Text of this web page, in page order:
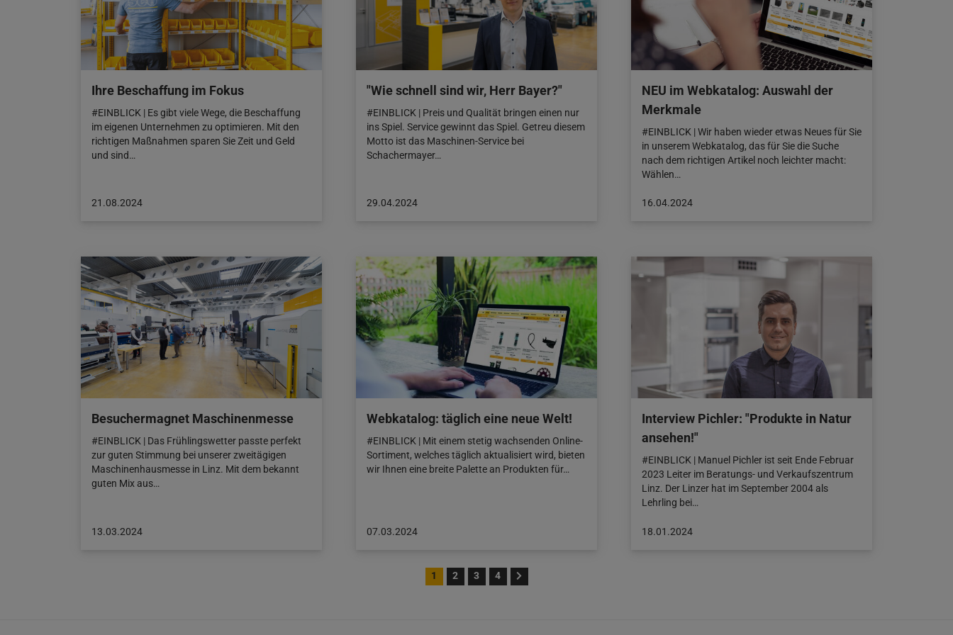
Ihre Beschaffung im Fokus
#EINBLICK | Es gibt viele Wege, die Beschaffung
im eigenen Unternehmen zu optimieren. Mit den
richtigen Maßnahmen sparen Sie Zeit und Geld
und sind…
Beitrag
21.08.2024
"Wie schnell sind wir, Herr Bayer?"
#EINBLICK | Preis und Qualität bringen einen nur
ins Spiel. Service gewinnt das Spiel. Getreu diesem
Motto ist das Maschinen-Service bei
Schachermayer…
Beitrag
29.04.2024
NEU im Webkatalog: Auswahl der
Merkmale
#EINBLICK | Wir haben wieder etwas Neues für Sie
in unserem Webkatalog, das für Sie die Suche
nach dem richtigen Artikel noch leichter macht:
Wählen…
Beitrag
16.04.2024
Besuchermagnet Maschinenmesse
#EINBLICK | Das Frühlingswetter passte perfekt
zur guten Stimmung bei unserer zweitägigen
Maschinenhausmesse in Linz. Mit dem bekannt
guten Mix aus…
Beitrag
13.03.2024
Webkatalog: täglich eine neue Welt!
#EINBLICK | Mit einem stetig wachsenden Online-
Sortiment, welches täglich aktualisiert wird, bieten
wir Ihnen eine breite Palette an Produkten für…
Beitrag
07.03.2024
Interview Pichler: "Produkte in Natur
ansehen!"
#EINBLICK | Manuel Pichler ist seit Ende Februar
2023 Leiter im Beratungs- und Verkaufszentrum
Linz. Der Linzer hat im September 2004 als
Lehrling bei…
Beitrag
18.01.2024
1 2 3 4